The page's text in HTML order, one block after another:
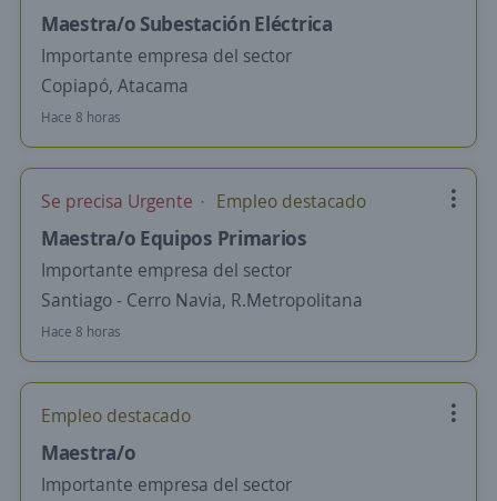
Maestra/o Subestación Eléctrica
Importante empresa del sector
Copiapó, Atacama
Hace 8 horas
Se precisa Urgente Empleo destacado
Maestra/o Equipos Primarios
Importante empresa del sector
Santiago - Cerro Navia, R.Metropolitana
Hace 8 horas
Empleo destacado
Maestra/o
Importante empresa del sector